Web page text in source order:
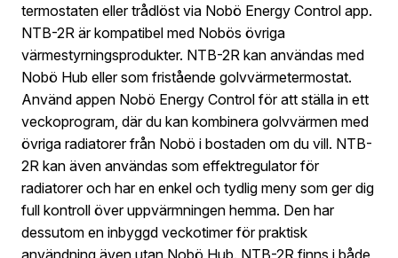
termostaten eller trådlöst via Nobö Energy Control app.
NTB-2R är kompatibel med Nobös övriga
värmestyrningsprodukter. NTB-2R kan användas med
Nobö Hub eller som fristående golvvärmetermostat.
Använd appen Nobö Energy Control för att ställa in ett
veckoprogram, där du kan kombinera golvvärmen med
övriga radiatorer från Nobö i bostaden om du vill. NTB-
2R kan även användas som effektregulator för
radiatorer och har en enkel och tydlig meny som ger dig
full kontroll över uppvärmningen hemma. Den har
dessutom en inbyggd veckotimer för praktisk
användning även utan Nobö Hub. NTB-2R finns i både